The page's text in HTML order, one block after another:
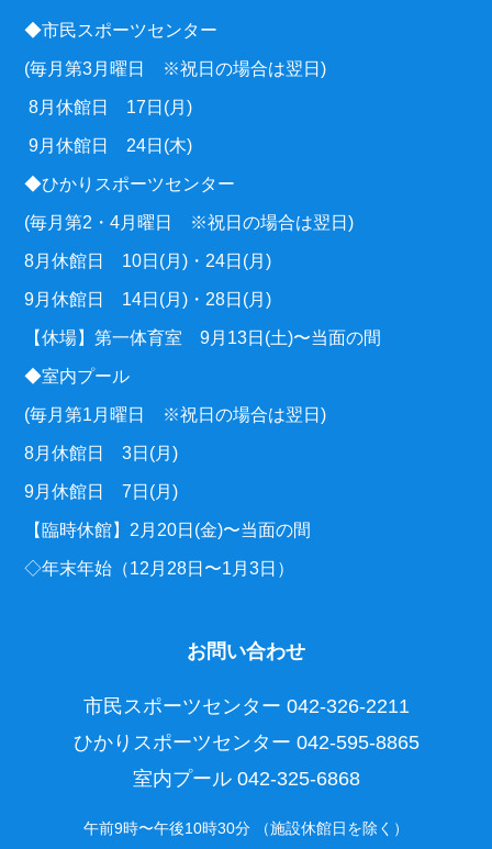
◆市民スポーツセンター
(毎月第3月曜日 ※祝日の場合は翌日)
8月休館日 17日(月)
9月休館日 24日(木)
◆ひかりスポーツセンター
(毎月第2・4月曜日 ※祝日の場合は翌日)
8月休館日 10日(月)・24日(月)
9月休館日 14日(月)・28日(月)
【休場】第一体育室 9月13日(土)〜当面の間
◆室内プール
(毎月第1月曜日 ※祝日の場合は翌日)
8月休館日 3日(月)
9月休館日 7日(月)
【臨時休館】2月20日(金)〜当面の間
◇年末年始（12月28日〜1月3日）
お問い合わせ
市民スポーツセンター 042-326-2211
ひかりスポーツセンター 042-595-8865
室内プール 042-325-6868
午前9時〜午後10時30分 （施設休館日を除く）